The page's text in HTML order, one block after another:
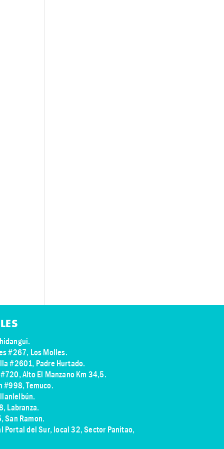
#267, Los Molles.
#2601, Padre Hurtado.
Alto El Manzano Km 34,5.
#998, Temuco.
Labranza.
San Ramon.
Portal del Sur, local 32, Sector Panitao,